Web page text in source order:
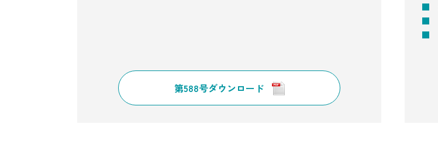
第588号ダウンロード